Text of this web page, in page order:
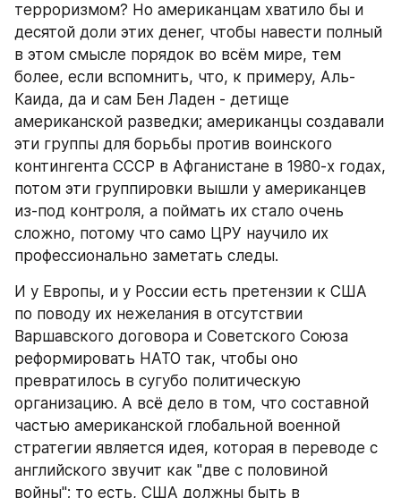
терроризмом? Но американцам хватило бы и
десятой доли этих денег, чтобы навести полный
в этом смысле порядок во всём мире, тем
более, если вспомнить, что, к примеру, Аль-
Каида, да и сам Бен Ладен - детище
американской разведки; американцы создавали
эти группы для борьбы против воинского
контингента СССР в Афганистане в 1980-х годах,
потом эти группировки вышли у американцев
из-под контроля, а поймать их стало очень
сложно, потому что само ЦРУ научило их
профессионально заметать следы.
И у Европы, и у России есть претензии к США
по поводу их нежелания в отсутствии
Варшавского договора и Советского Союза
реформировать НАТО так, чтобы оно
превратилось в сугубо политическую
организацию. А всё дело в том, что составной
частью американской глобальной военной
стратегии является идея, которая в переводе с
английского звучит как "две с половиной
войны"; то есть, США должны быть в